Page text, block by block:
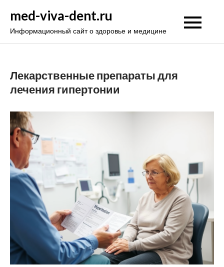
содержимому
med-viva-dent.ru
Информационный сайт о здоровье и медицине
Лекарственные препараты для
лечения гипертонии